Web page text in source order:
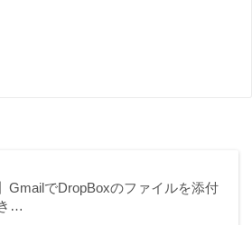
GmailでDropBoxのファイルを添付
…